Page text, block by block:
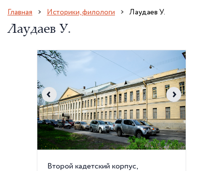
Главная Историки, филологи Лаудаев У.
Лаудаев У.
Второй кадетский корпус,